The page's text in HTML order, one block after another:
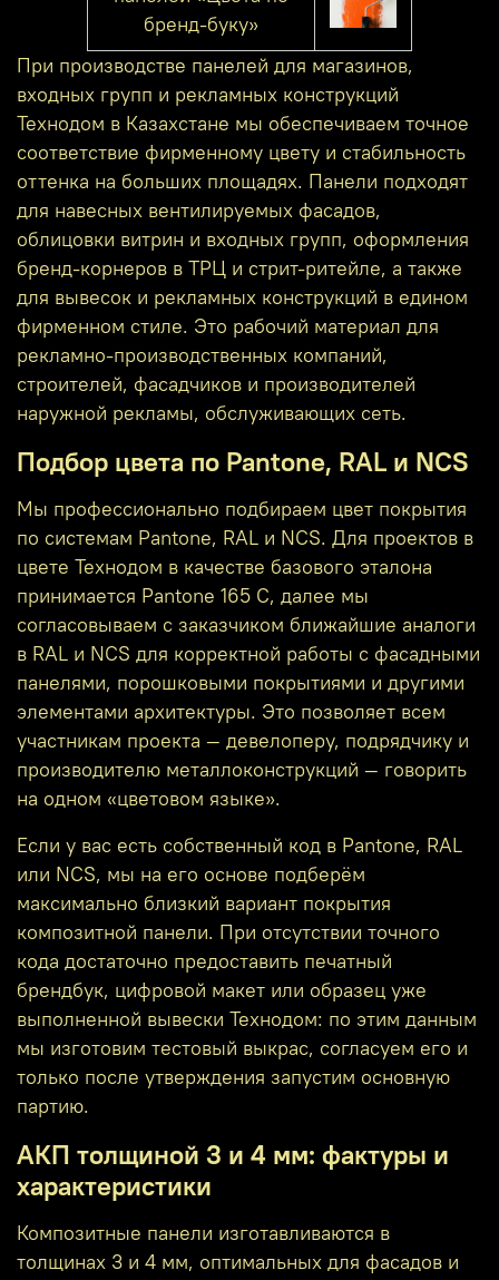
бренд-буку»
При производстве панелей для магазинов,
входных групп и рекламных конструкций
Технодом в Казахстане мы обеспечиваем точное
соответствие фирменному цвету и стабильность
оттенка на больших площадях. Панели подходят
для навесных вентилируемых фасадов,
облицовки витрин и входных групп, оформления
бренд‑корнеров в ТРЦ и стрит‑ритейле, а также
для вывесок и рекламных конструкций в едином
фирменном стиле. Это рабочий материал для
рекламно‑производственных компаний,
строителей, фасадчиков и производителей
наружной рекламы, обслуживающих сеть.
Подбор цвета по Pantone, RAL и NCS
Мы профессионально подбираем цвет покрытия
по системам Pantone, RAL и NCS. Для проектов в
цвете Технодом в качестве базового эталона
принимается Pantone 165 C, далее мы
согласовываем с заказчиком ближайшие аналоги
в RAL и NCS для корректной работы с фасадными
панелями, порошковыми покрытиями и другими
элементами архитектуры. Это позволяет всем
участникам проекта — девелоперу, подрядчику и
производителю металлоконструкций — говорить
на одном «цветовом языке».
Если у вас есть собственный код в Pantone, RAL
или NCS, мы на его основе подберём
максимально близкий вариант покрытия
композитной панели. При отсутствии точного
кода достаточно предоставить печатный
брендбук, цифровой макет или образец уже
выполненной вывески Технодом: по этим данным
мы изготовим тестовый выкрас, согласуем его и
только после утверждения запустим основную
партию.
АКП толщиной 3 и 4 мм: фактуры и
характеристики
Композитные панели изготавливаются в
толщинах 3 и 4 мм, оптимальных для фасадов и